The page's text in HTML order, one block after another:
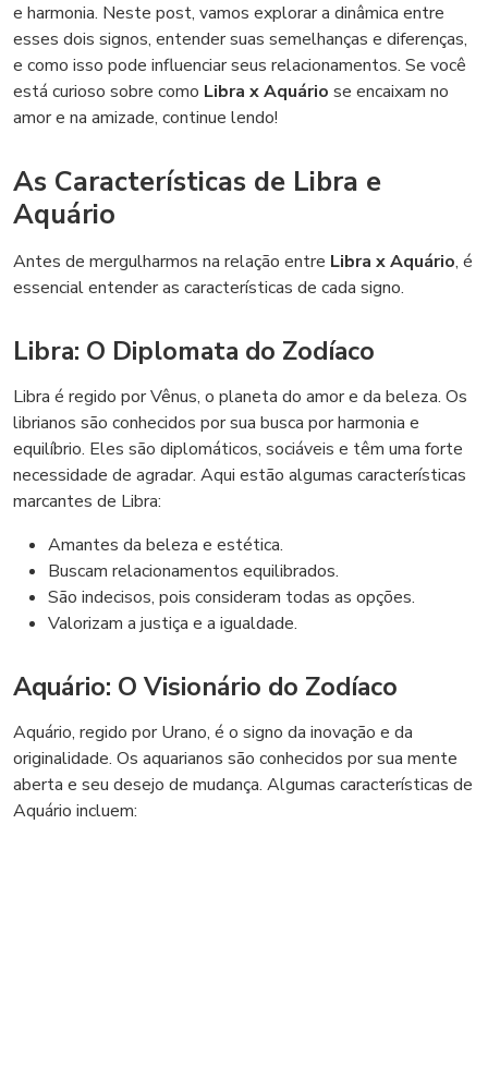
e harmonia. Neste post, vamos explorar a dinâmica entre
esses dois signos, entender suas semelhanças e diferenças,
e como isso pode influenciar seus relacionamentos. Se você
está curioso sobre como Libra x Aquário se encaixam no
amor e na amizade, continue lendo!
As Características de Libra e
Aquário
Antes de mergulharmos na relação entre Libra x Aquário, é
essencial entender as características de cada signo.
Libra: O Diplomata do Zodíaco
Libra é regido por Vênus, o planeta do amor e da beleza. Os
librianos são conhecidos por sua busca por harmonia e
equilíbrio. Eles são diplomáticos, sociáveis e têm uma forte
necessidade de agradar. Aqui estão algumas características
marcantes de Libra:
Amantes da beleza e estética.
Buscam relacionamentos equilibrados.
São indecisos, pois consideram todas as opções.
Valorizam a justiça e a igualdade.
Aquário: O Visionário do Zodíaco
Aquário, regido por Urano, é o signo da inovação e da
originalidade. Os aquarianos são conhecidos por sua mente
aberta e seu desejo de mudança. Algumas características de
Aquário incluem: